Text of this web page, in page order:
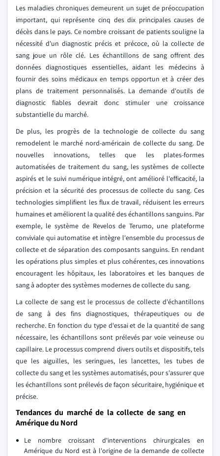
Les maladies chroniques demeurent un sujet de préoccupation
important, qui représente cinq des dix principales causes de
décès dans le pays. Ce nombre croissant de patients souligne la
nécessité d'un diagnostic précis et précoce, où la collecte de
sang joue un rôle clé. Les échantillons de sang offrent des
données diagnostiques essentielles, aidant les médecins à
fournir des soins médicaux en temps opportun et à créer des
plans de traitement personnalisés. La demande d'outils de
diagnostic fiables devrait donc stimuler une croissance
substantielle du marché.
De plus, les progrès de la technologie de collecte du sang
remodelent le marché nord-américain de collecte du sang. De
nouvelles innovations, telles que les plates-formes
automatisées de traitement du sang, les systèmes de collecte
aspirés et le suivi numérique intégré, ont amélioré l'efficacité, la
précision et la sécurité des processus de collecte du sang. Ces
technologies simplifient les flux de travail, réduisent les erreurs
humaines et améliorent la qualité des échantillons sanguins. Par
exemple, le système de Revelos de Terumo, une plateforme
conviviale qui automatise et intègre l'ensemble du processus de
collecte et de séparation des composants sanguins. En rendant
les opérations plus simples et plus cohérentes, ces innovations
encouragent les hôpitaux, les laboratoires et les banques de
sang à adopter des systèmes modernes de collecte du sang.
La collecte de sang est le processus de collecte d'échantillons
de sang à des fins diagnostiques, thérapeutiques ou de
recherche. En fonction du type d'essai et de la quantité de sang
nécessaire, les échantillons sont prélevés par voie veineuse ou
capillaire. Le processus comprend divers outils et dispositifs, tels
que les aiguilles, les seringues, les lancettes, les tubes de
collecte du sang et les systèmes automatisés, pour s'assurer que
les échantillons sont prélevés de façon sécuritaire, hygiénique et
précise.
Tendances du marché de la collecte de sang en
Amérique du Nord
Le nombre croissant d'interventions chirurgicales en
Amérique du Nord est à l'origine de la demande de collecte